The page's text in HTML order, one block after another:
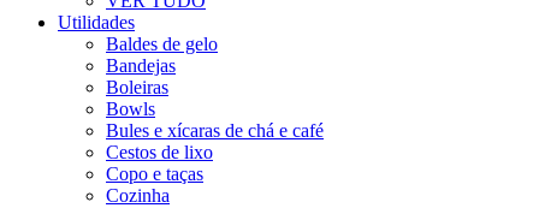
Utilidades
Baldes de gelo
Bandejas
Boleiras
Bowls
Bules e xícaras de chá e café
Cestos de lixo
Copo e taças
Cozinha